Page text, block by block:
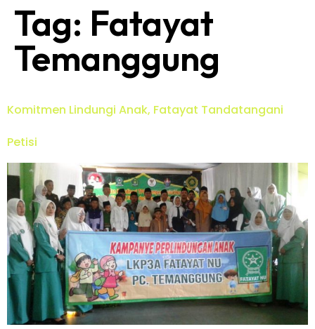
Tag: Fatayat
Temanggung
Komitmen Lindungi Anak, Fatayat Tandatangani
Petisi